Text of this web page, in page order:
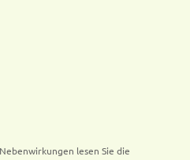
lesen Sie die